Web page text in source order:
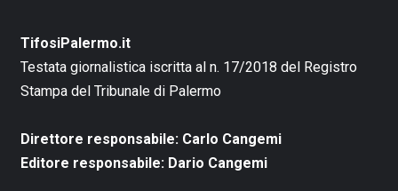
TifosiPalermo.it
Testata giornalistica iscritta al n. 17/2018 del Registro
Stampa del Tribunale di Palermo
Direttore responsabile: Carlo Cangemi
Editore responsabile: Dario Cangemi